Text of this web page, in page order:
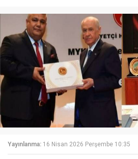
Yayınlanma: 16 Nisan 2026 Perşembe 10:35